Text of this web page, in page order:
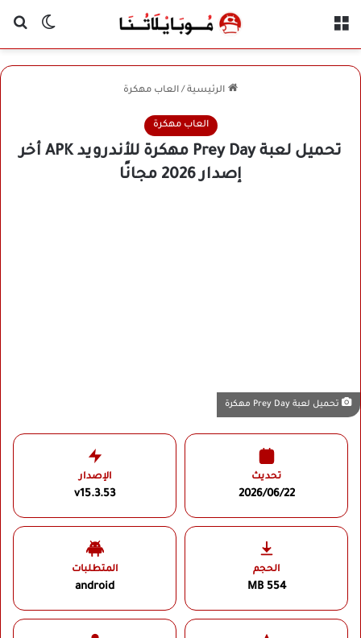
الوضع
الرئيسية / العاب مهكرة
العاب مهكرة
تحميل لعبة Prey Day مهكرة للأندرويد APK أخر
إصدار 2026 مجانًا
تحميل لعبة Prey Day مهكرة
تحديث
2026/06/22
الإصدار
v15.3.53
الحجم
554 MB
المتطلبات
android